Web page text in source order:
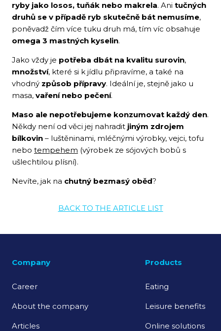
ryby jako losos, tuňák nebo makrela. Ani tučných
druhů se v případě ryb skutečně bát nemusíme,
poněvadž čím více tuku druh má, tím víc obsahuje
omega 3 mastných kyselin.
Jako vždy je potřeba dbát na kvalitu surovin,
množství, které si k jídlu připravíme, a také na
vhodný způsob přípravy. Ideální je, stejně jako u
masa, vaření nebo pečení.
Maso ale nepotřebujeme konzumovat každý den.
Někdy není od věci jej nahradit jiným zdrojem
bílkovin – luštěninami, mléčnými výrobky, vejci, tofu
nebo tempehem (výrobek ze sójových bobů s
ušlechtilou plísní).
Nevíte, jak na chutný bezmasý oběd?
BACK TO THE ARTICLE LIST
Company
Career
About the company
Articles
Products
Eating
Leisure benefits
Online solutions